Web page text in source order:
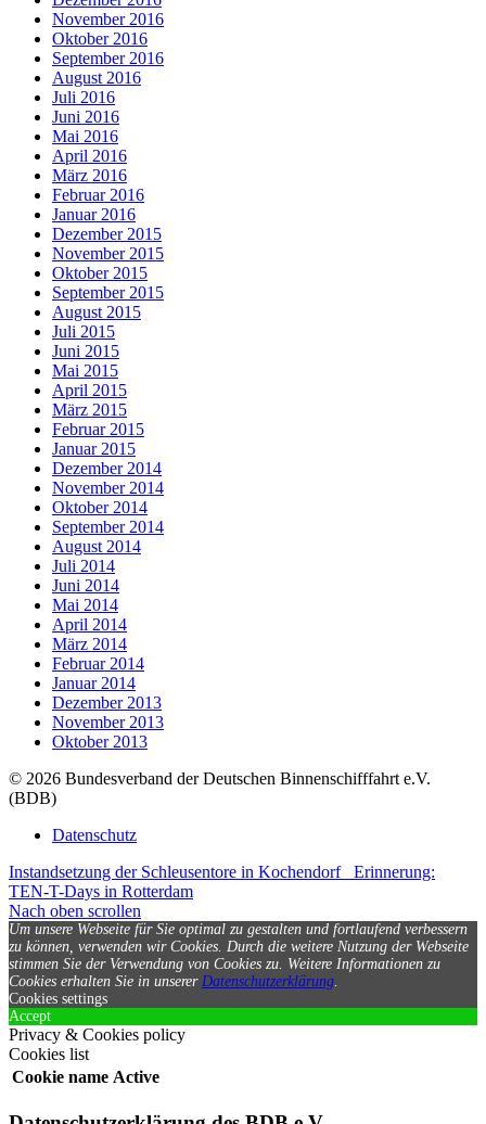
November 2016
Oktober 2016
September 2016
August 2016
Juli 2016
Juni 2016
Mai 2016
April 2016
März 2016
Februar 2016
Januar 2016
Dezember 2015
November 2015
Oktober 2015
September 2015
August 2015
Juli 2015
Juni 2015
Mai 2015
April 2015
März 2015
Februar 2015
Januar 2015
Dezember 2014
November 2014
Oktober 2014
September 2014
August 2014
Juli 2014
Juni 2014
Mai 2014
April 2014
März 2014
Februar 2014
Januar 2014
Dezember 2013
November 2013
Oktober 2013
© 2026 Bundesverband der Deutschen Binnenschifffahrt e.V.
(BDB)
Datenschutz
Instandsetzung der Schleusentore in Kochendorf
Erinnerung:
TEN-T-Days in Rotterdam
Nach oben scrollen
Um unsere Webseite für Sie optimal zu gestalten und fortlaufend verbessern
zu können, verwenden wir Cookies. Durch die weitere Nutzung der Webseite
stimmen Sie der Verwendung von Cookies zu. Weitere Informationen zu
Cookies erhalten Sie in unserer Datenschutzerklärung.
Cookies settings
Accept
Privacy & Cookies policy
Cookies list
Cookie name Active